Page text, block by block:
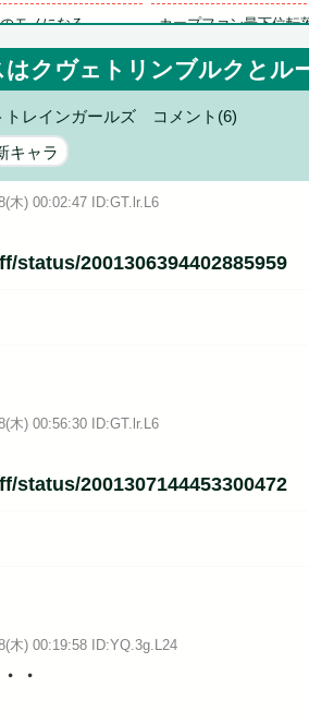
モノになる
たり寄せたりエ口す...
５thライブ描き下ろ...
聞、コスト上昇に耐えら...
が嫌い』←まあわかる...
カープファン最下位転
【九州名物】鶏刺し
【日常に潜む恐怖】部
Powered by livedoor 相互
はクヴェトリンブルクとル
トレインガールズ
コメント(6)
キャラ
木) 00:02:47 ID:GT.lr.L6
2001306394402885959
木) 00:56:30 ID:GT.lr.L6
2001307144453300472
木) 00:19:58 ID:YQ.3g.L24
・